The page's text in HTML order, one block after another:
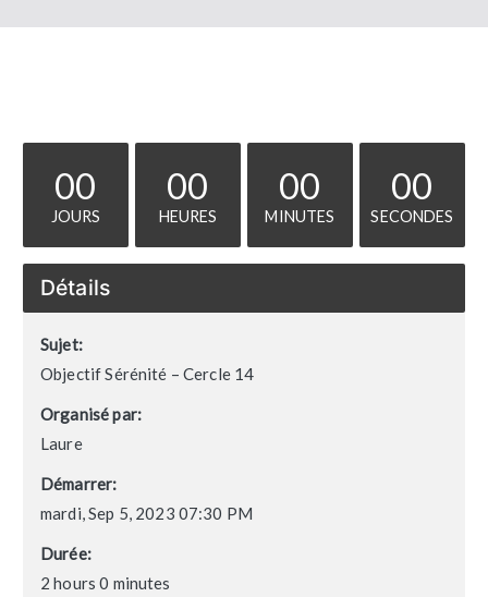
00
JOURS
00
HEURES
00
MINUTES
00
SECONDES
Détails
Sujet:
Objectif Sérénité – Cercle 14
Organisé par:
Laure
Démarrer:
mardi, Sep 5, 2023 07:30 PM
Durée:
2 hours 0 minutes